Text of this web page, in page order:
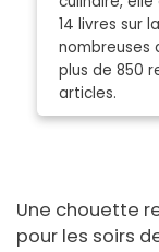
14 livres sur
nombreuses
plus de 850
articles.
Une chouette
pour les soirs